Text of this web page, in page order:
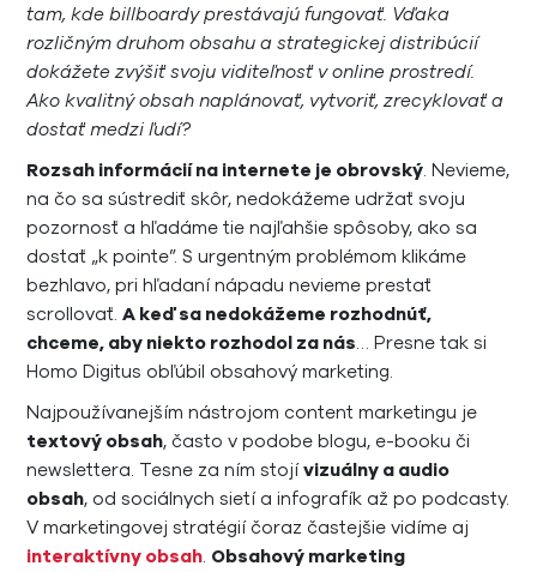
tam, kde billboardy prestávajú fungovať. Vďaka
rozličným druhom obsahu a strategickej distribúcií
dokážete zvýšiť svoju viditeľnosť v online prostredí.
Ako kvalitný obsah naplánovať, vytvoriť, zrecyklovať a
dostať medzi ľudí?
Rozsah informácií na internete je obrovský. Nevieme,
na čo sa sústrediť skôr, nedokážeme udržať svoju
pozornosť a hľadáme tie najľahšie spôsoby, ako sa
dostať „k pointe”. S urgentným problémom klikáme
bezhlavo, pri hľadaní nápadu nevieme prestať
scrollovať.A keď sa nedokážeme rozhodnúť,
chceme, aby niekto rozhodol za nás… Presne tak si
Homo Digitus obľúbil obsahový marketing.
Najpoužívanejším nástrojom content marketingu je
textový obsah, často v podobe blogu, e-booku či
newslettera. Tesne za ním stojívizuálny a audio
obsah, od sociálnych sietí a infografík až po podcasty.
V marketingovej stratégií čoraz častejšie vidíme aj
interaktívny obsah. Obsahový marketing